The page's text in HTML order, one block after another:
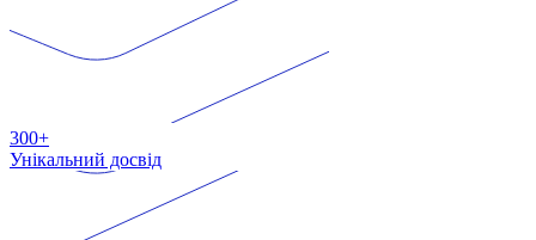
300+
Унікальний досвід